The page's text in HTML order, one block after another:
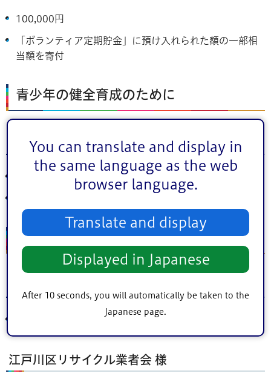
You can translate and display in
the same language as the web
browser language.
Translate and display
Displayed in Japanese
After 10 seconds, you will automatically be taken to the
Japanese page.
100,000円
「ボランティア定期貯金」に預け入れられた額の一部相
当額を寄付
青少年の健全育成のために
キングレコード ササキホコ 様
環境のために
江戸川区リサイクル業者会 様